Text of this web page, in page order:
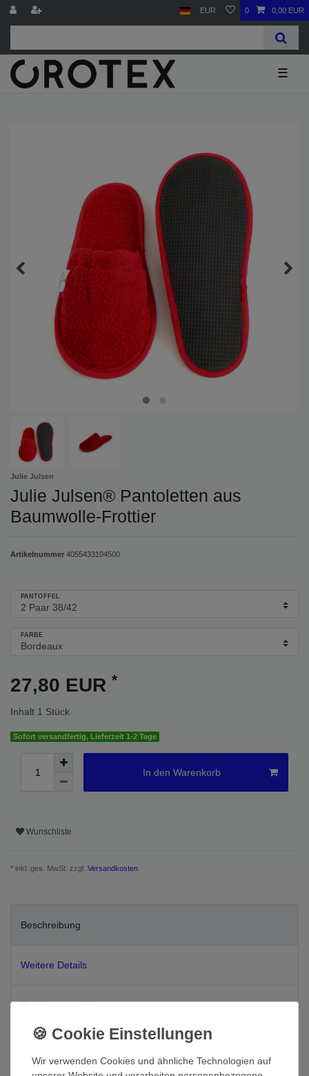
EUR 0 0,00 EUR
☰
Julie Julsen
Julie Julsen® Pantoletten aus
Baumwolle-Frottier
Artikelnummer 4055433104500
PANTOFFEL
FARBE
27,80 EUR *
Inhalt 1 Stück
Sofort versandfertig, Lieferzeit 1-2 Tage
In den Warenkorb
Wunschliste
* inkl. ges. MwSt. zzgl. Versandkosten
Beschreibung
Weitere Details
EU-Verantwortlicher
Wir verwenden Cookies und ähnliche Technologien auf